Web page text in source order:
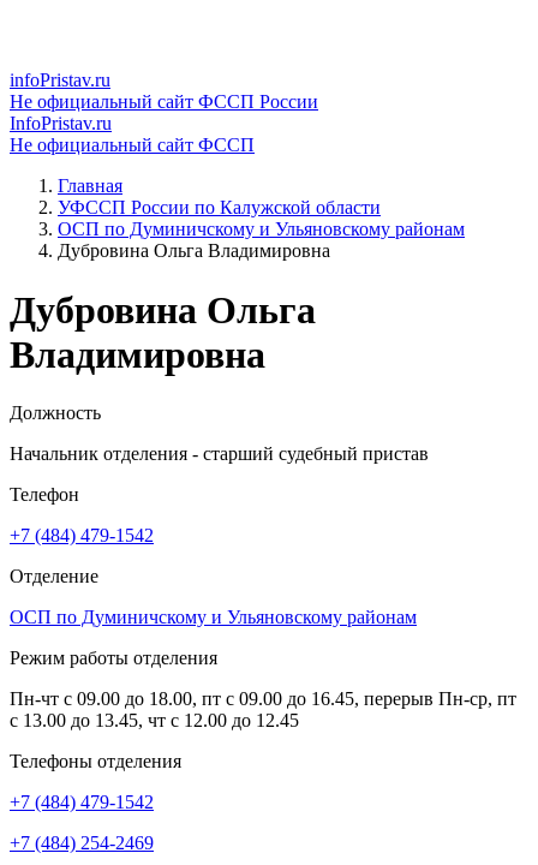
infoPristav.ru
Не официальный сайт ФССП России
InfoPristav.ru
Не официальный сайт ФССП
Главная
УФССП России по Калужской области
ОСП по Думиничскому и Ульяновскому районам
Дубровина Ольга Владимировна
Дубровина Ольга
Владимировна
Должность
Начальник отделения - старший судебный пристав
Телефон
+7 (484) 479-1542
Отделение
ОСП по Думиничскому и Ульяновскому районам
Режим работы отделения
Пн-чт с 09.00 до 18.00, пт с 09.00 до 16.45, перерыв Пн-ср, пт
с 13.00 до 13.45, чт с 12.00 до 12.45
Телефоны отделения
+7 (484) 479-1542
+7 (484) 254-2469